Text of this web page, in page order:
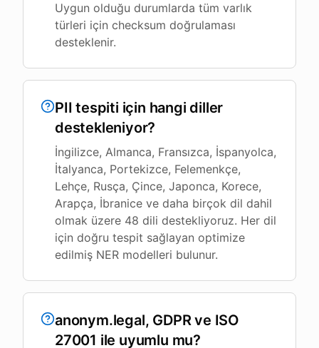
Uygun olduğu durumlarda tüm varlık
türleri için checksum doğrulaması
desteklenir.
PII tespiti için hangi diller
destekleniyor?
İngilizce, Almanca, Fransızca, İspanyolca,
İtalyanca, Portekizce, Felemenkçe,
Lehçe, Rusça, Çince, Japonca, Korece,
Arapça, İbranice ve daha birçok dil dahil
olmak üzere 48 dili destekliyoruz. Her dil
için doğru tespit sağlayan optimize
edilmiş NER modelleri bulunur.
anonym.legal, GDPR ve ISO
27001 ile uyumlu mu?